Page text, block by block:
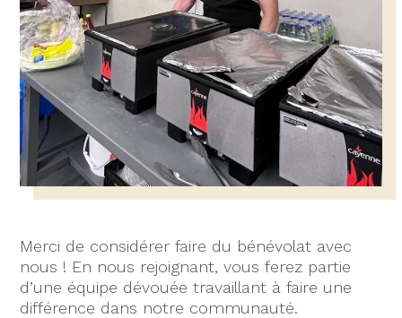
Merci de considérer faire du bénévolat avec
nous ! En nous rejoignant, vous ferez partie
d’une équipe dévouée travaillant à faire une
différence dans notre communauté.